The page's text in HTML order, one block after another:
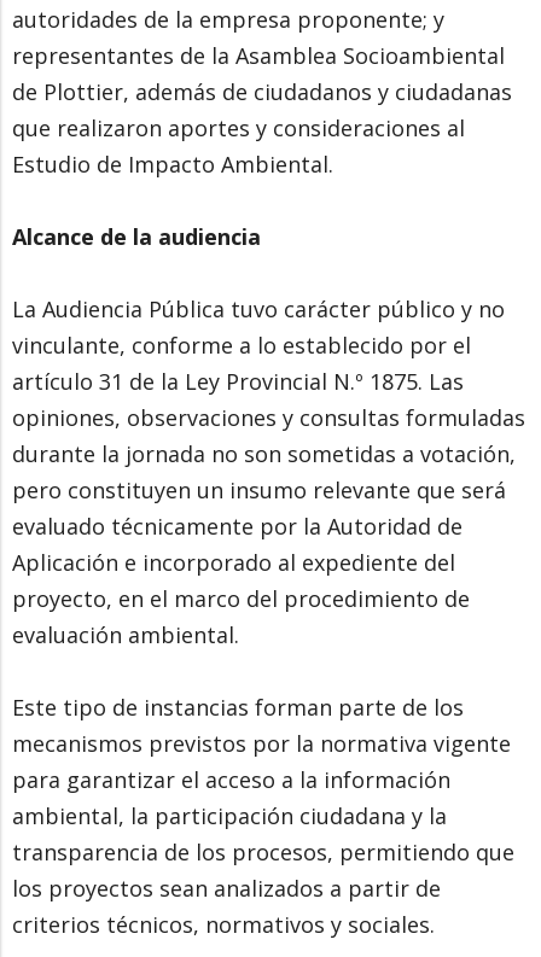
autoridades de la empresa proponente; y
representantes de la Asamblea Socioambiental
de Plottier, además de ciudadanos y ciudadanas
que realizaron aportes y consideraciones al
Estudio de Impacto Ambiental.
Alcance de la audiencia
La Audiencia Pública tuvo carácter público y no
vinculante, conforme a lo establecido por el
artículo 31 de la Ley Provincial N.º 1875. Las
opiniones, observaciones y consultas formuladas
durante la jornada no son sometidas a votación,
pero constituyen un insumo relevante que será
evaluado técnicamente por la Autoridad de
Aplicación e incorporado al expediente del
proyecto, en el marco del procedimiento de
evaluación ambiental.
Este tipo de instancias forman parte de los
mecanismos previstos por la normativa vigente
para garantizar el acceso a la información
ambiental, la participación ciudadana y la
transparencia de los procesos, permitiendo que
los proyectos sean analizados a partir de
criterios técnicos, normativos y sociales.